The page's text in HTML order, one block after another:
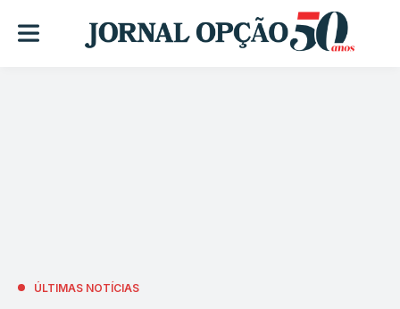
ÚLTIMAS NOTÍCIAS